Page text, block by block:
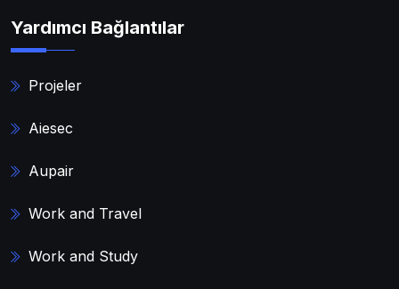
Yardımcı Bağlantılar
Projeler
Aiesec
Aupair
Work and Travel
Work and Study